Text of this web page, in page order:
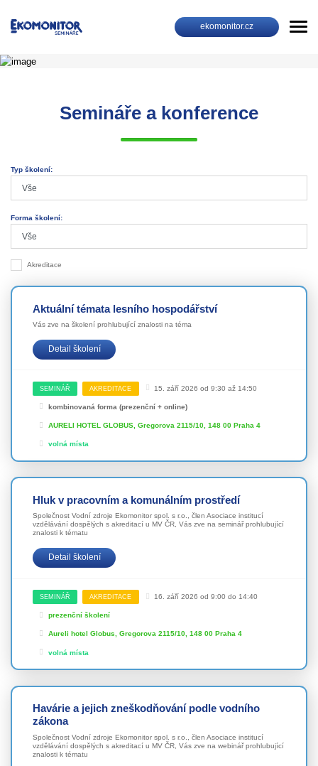
ekomonitor.cz
Semináře a konference
Typ školení:
Forma školení:
Akreditace
Aktuální témata lesního hospodářství
Vás zve na školení prohlubující znalosti na téma
Detail školení
SEMINÁŘ AKREDITACE 15. září 2026 od 9:30 až 14:50
kombinovaná forma (prezenční + online)
AURELI HOTEL GLOBUS, Gregorova 2115/10, 148 00 Praha 4
volná místa
Hluk v pracovním a komunálním prostředí
Společnost Vodní zdroje Ekomonitor spol. s r.o., člen Asociace institucí
vzdělávání dospělých s akreditací u MV ČR, Vás zve na seminář prohlubující
znalosti k tématu
Detail školení
SEMINÁŘ AKREDITACE 16. září 2026 od 9:00 do 14:40
prezenční školení
Aureli hotel Globus, Gregorova 2115/10, 148 00 Praha 4
volná místa
Havárie a jejich zneškodňování podle vodního
zákona
Společnost Vodní zdroje Ekomonitor spol. s r.o., člen Asociace institucí
vzdělávání dospělých s akreditací u MV ČR, Vás zve na webinář prohlubující
znalosti k tématu